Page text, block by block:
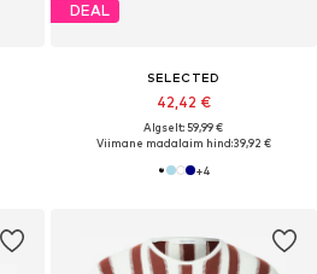
DEAL
SELECTED
42,42 €
Algselt: 59,99 €
Viimane madalaim hind:39,92 €
+4